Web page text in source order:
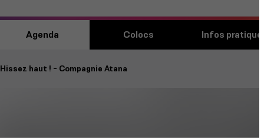
Agenda Colocs Infos pratiques
Hissez haut ! - Compagnie Atana